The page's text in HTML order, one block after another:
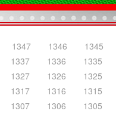
1347 1346 1345
1337 1336 1335
1327 1326 1325
1317 1316 1315
1307 1306 1305